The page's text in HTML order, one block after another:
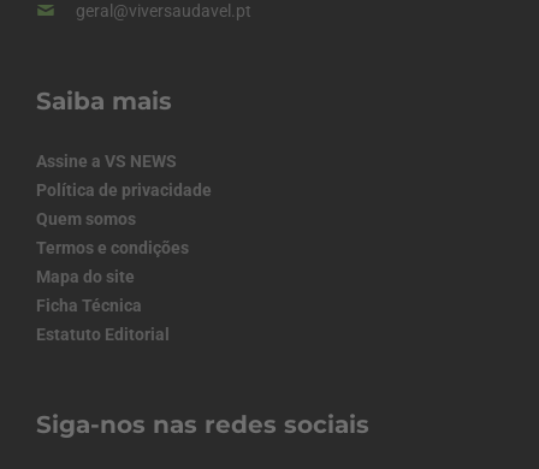
geral@viversaudavel.pt
Saiba mais
Assine a VS NEWS
Política de privacidade
Quem somos
Termos e condições
Mapa do site
Ficha Técnica
Estatuto Editorial
Siga-nos nas redes sociais